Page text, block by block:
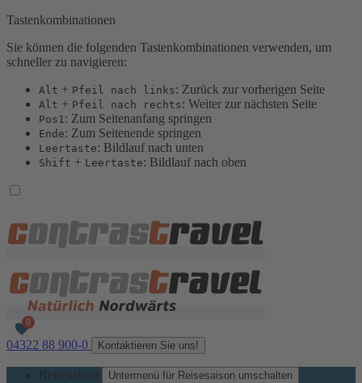
Tastenkombinationen
Sie können die folgenden Tastenkombinationen verwenden, um
schneller zu navigieren:
Alt + Pfeil nach links: Zurück zur vorherigen Seite
Alt + Pfeil nach rechts: Weiter zur nächsten Seite
Pos1: Zum Seitenanfang springen
Ende: Zum Seitenende springen
Leertaste: Bildlauf nach unten
Shift + Leertaste: Bildlauf nach oben
04322 88 900-0 Kontaktieren Sie uns!
Reisesaison Untermenü für Reisesaison umschalten